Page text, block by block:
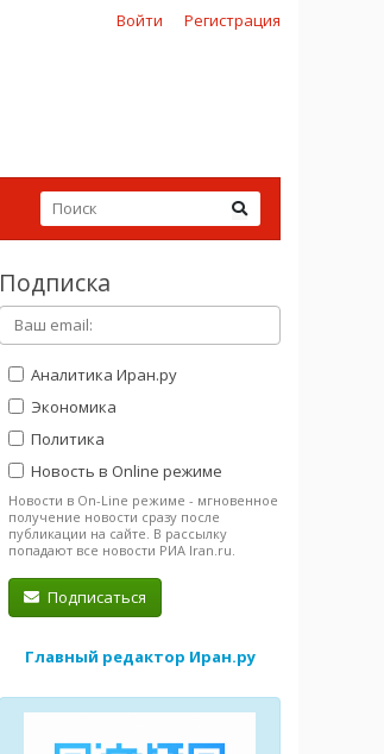
Войти Регистрация
Подписка
Аналитика Иран.ру
Экономика
Политика
Новость в Online режиме
Новости в On-Line режиме - мгновенное
получение новости сразу после
публикации на сайте. В рассылку
попадают все новости РИА Iran.ru.
Подписаться
Главный редактор Иран.ру